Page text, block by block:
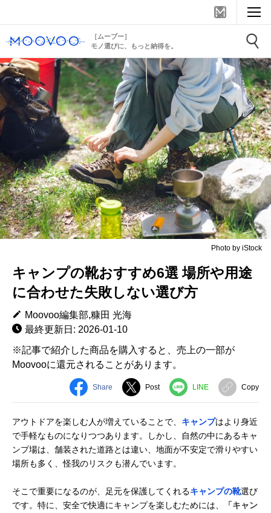
［ムーブー］
モノ選びに、もっと納得を。
Photo by iStock
キャンプの靴おすすめ6選 場所や用途
に合わせた失敗しない選び方
Moovoo編集部,糠田 光海
最終更新日: 2026-01-10
※記事で紹介した商品を購入すると、売上の一部が
Moovooに還元されることがあります。
Share Post LINE Copy
アウトドアを楽しむ人が増えていることで、 キャンプはより身近
で手軽なものになりつつあります。しかし、自然の中にあるキャ
ンプ場は、舗装された道路とは違い、地面が不安定で滑りやすい
場所も多く、怪我のリスクも潜んでいます。
そこで重要になるのが、足元を保護してくれるキャンプの靴選び
です。特に、安全で快適にキャンプを楽しむためには、
「キャン